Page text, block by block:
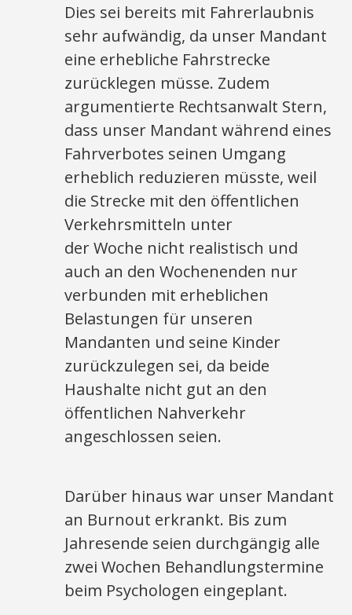
Dies sei bereits mit Fahrerlaubnis
sehr aufwändig, da unser Mandant
eine erhebliche Fahrstrecke
zurücklegen müsse. Zudem
argumentierte Rechtsanwalt Stern,
dass unser Mandant während eines
Fahrverbotes seinen Umgang
erheblich reduzieren müsste, weil
die Strecke mit den öffentlichen
Verkehrsmitteln unter
der Woche nicht realistisch und
auch an den Wochenenden nur
verbunden mit erheblichen
Belastungen für unseren
Mandanten und seine Kinder
zurückzulegen sei, da beide
Haushalte nicht gut an den
öffentlichen Nahverkehr
angeschlossen seien.
Darüber hinaus war unser Mandant
an Burnout erkrankt. Bis zum
Jahresende seien durchgängig alle
zwei Wochen Behandlungstermine
beim Psychologen eingeplant.